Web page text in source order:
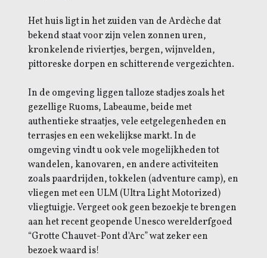
Het huis ligt in het zuiden van de Ardèche dat
bekend staat voor zijn velen zonnen uren,
kronkelende riviertjes, bergen, wijnvelden,
pittoreske dorpen en schitterende vergezichten.
In de omgeving liggen talloze stadjes zoals het
gezellige Ruoms, Labeaume, beide met
authentieke straatjes, vele eetgelegenheden en
terrasjes en een wekelijkse markt. In de
omgeving vindt u ook vele mogelijkheden tot
wandelen, kanovaren, en andere activiteiten
zoals paardrijden, tokkelen (adventure camp), en
vliegen met een ULM (Ultra Light Motorized)
vliegtuigje. Vergeet ook geen bezoekje te brengen
aan het recent geopende Unesco werelderfgoed
“Grotte Chauvet-Pont d'Arc” wat zeker een
bezoek waard is!